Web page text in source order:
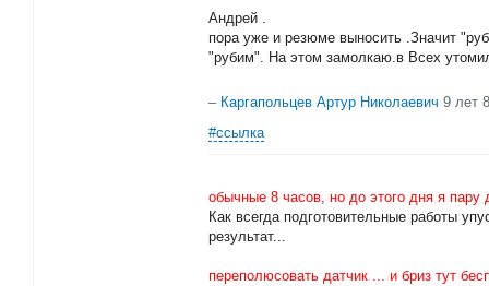
Андрей .
пора уже и резюме выносить .Значит
"рубим". На этом замолкаю.в Всех
– Каргапольцев Артур Николаевич 9 лет
#ссылка
обычные 8 часов, но до этого дня я пару
Как всегда подготовительные работы
результат...
переполюсовать датчик ... и бриз тут